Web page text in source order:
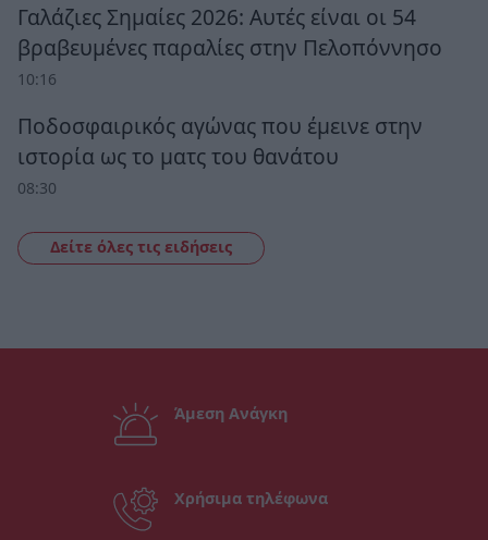
Γαλάζιες Σημαίες 2026: Αυτές είναι οι 54
βραβευμένες παραλίες στην Πελοπόννησο
10:16
Ποδοσφαιρικός αγώνας που έμεινε στην
ιστορία ως το ματς του θανάτου
08:30
Δείτε όλες τις ειδήσεις
Άμεση Ανάγκη
Χρήσιμα τηλέφωνα